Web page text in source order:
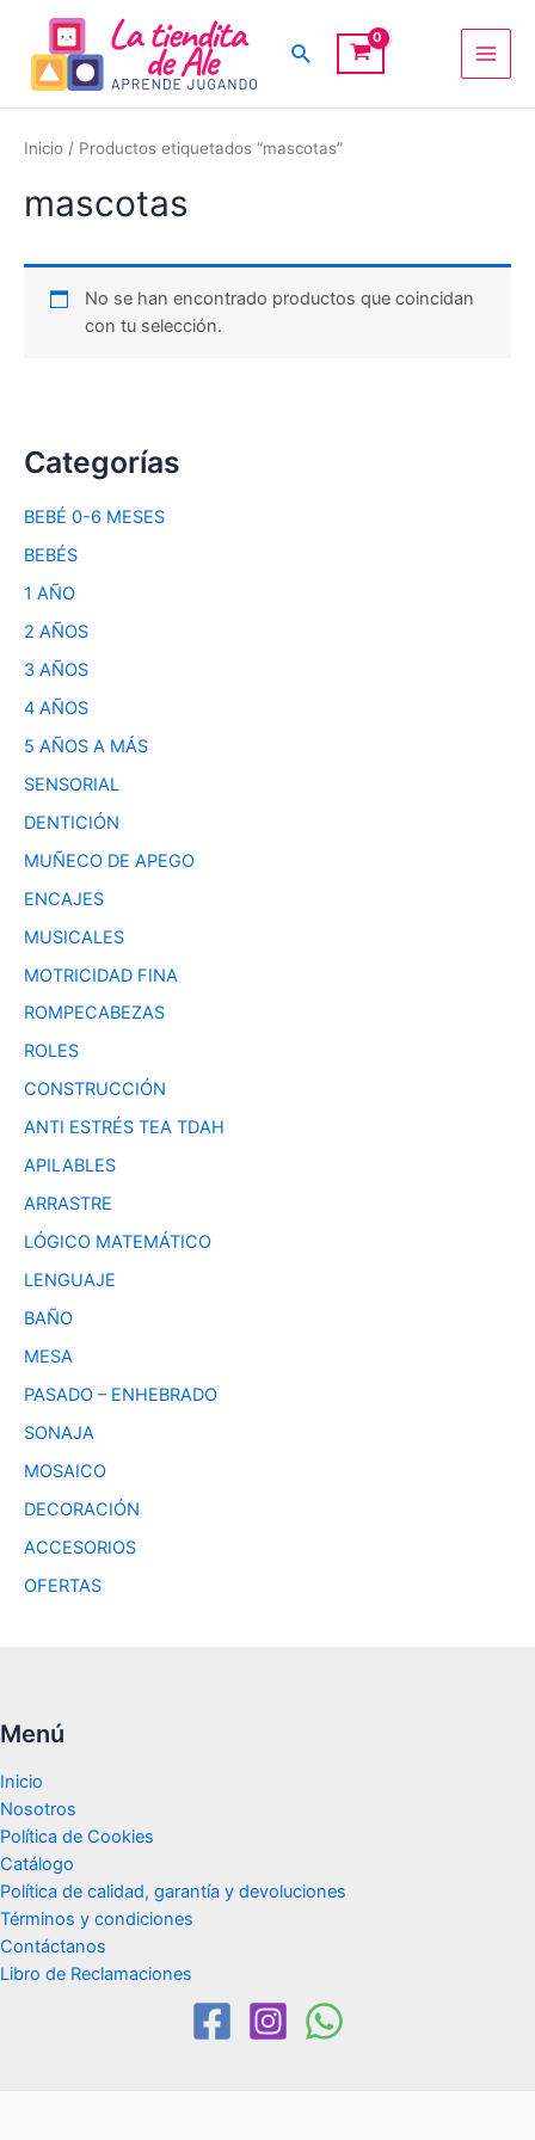
contenido
Buscar
Main
Categorías
BEBÉ 0-6 MESES
BEBÉS
1 AÑO
2 AÑOS
3 AÑOS
4 AÑOS
5 AÑOS A MÁS
SENSORIAL
DENTICIÓN
MUÑECO DE APEGO
ENCAJES
MUSICALES
MOTRICIDAD FINA
ROMPECABEZAS
ROLES
CONSTRUCCIÓN
ANTI ESTRÉS TEA TDAH
APILABLES
ARRASTRE
LÓGICO MATEMÁTICO
LENGUAJE
BAÑO
MESA
PASADO – ENHEBRADO
SONAJA
MOSAICO
DECORACIÓN
ACCESORIOS
OFERTAS
Inicio / Productos etiquetados “mascotas”
mascotas
No se han encontrado productos que coincidan
con tu selección.
Menú
Inicio
Nosotros
Política de Cookies
Catálogo
Política de calidad, garantía y devoluciones
Términos y condiciones
Contáctanos
Libro de Reclamaciones